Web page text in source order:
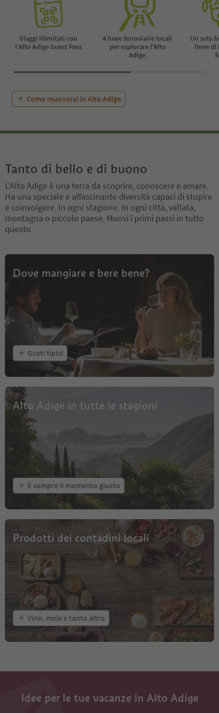
Viaggi illimitati con
l’Alto Adige Guest Pass
4 linee ferroviarie locali
per esplorare l'Alto
Adige
Un solo
linee di
Come muoversi in Alto Adige
Tanto di bello e di buono
L'Alto Adige è una terra da scoprire, conoscere e amare.
Ha una speciale e affascinante diversità capaci di stupire
e coinvolgere. In ogni stagione. In ogni città, vallata,
montagna o piccolo paese. Muovi i primi passi in tutto
questo.
Dove mangiare e bere bene?
Gusti tipici
Alto Adige in tutte le stagioni
È sempre il momento giusto
Prodotti dei contadini locali
Vino, mele e tanto altro
Idee per le tue vacanze in Alto Adige